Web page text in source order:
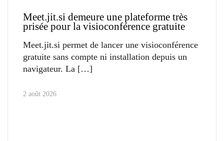
Meet.jit.si demeure une plateforme très
prisée pour la visioconférence gratuite
Meet.jit.si permet de lancer une visioconférence
gratuite sans compte ni installation depuis un
navigateur. La
2 août 2026